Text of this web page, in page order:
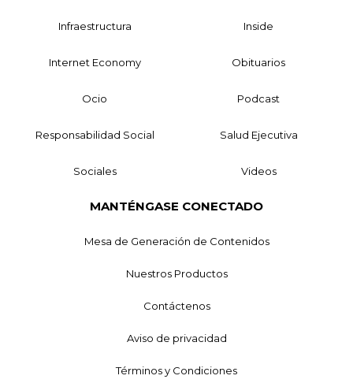
Infraestructura Inside
Internet Economy Obituarios
Ocio Podcast
Responsabilidad Social Salud Ejecutiva
Sociales Videos
MANTÉNGASE CONECTADO
Mesa de Generación de Contenidos
Nuestros Productos
Contáctenos
Aviso de privacidad
Términos y Condiciones